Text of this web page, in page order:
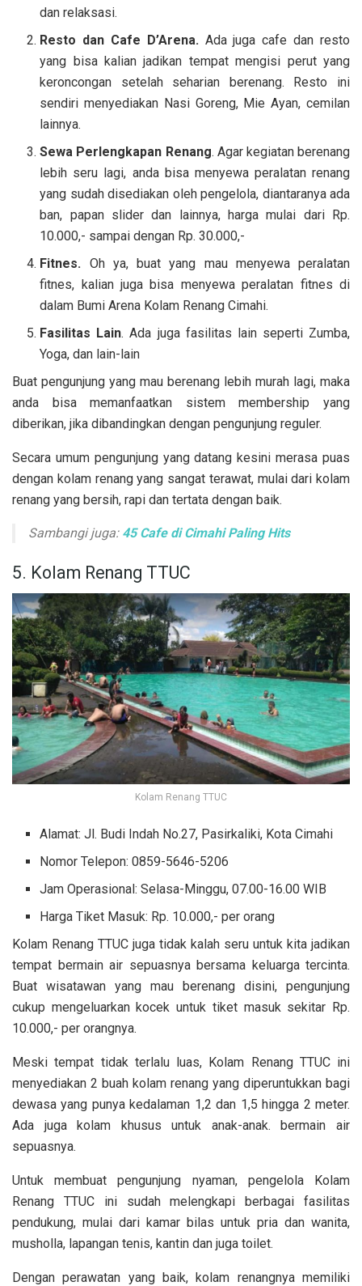
dan relaksasi.
Resto dan Cafe D’Arena.Ada juga cafe dan resto
yang bisa kalian jadikan tempat mengisi perut yang
keroncongan setelah seharian berenang. Resto ini
sendiri menyediakan Nasi Goreng, Mie Ayan, cemilan
lainnya.
Sewa Perlengkapan Renang. Agar kegiatan berenang
lebih seru lagi, anda bisa menyewa peralatan renang
yang sudah disediakan oleh pengelola, diantaranya ada
ban, papan slider dan lainnya, harga mulai dari Rp.
10.000,- sampai dengan Rp. 30.000,-
Fitnes. Oh ya, buat yang mau menyewa peralatan
fitnes, kalian juga bisa menyewa peralatan fitnes di
dalam Bumi Arena Kolam Renang Cimahi.
Fasilitas Lain. Ada juga fasilitas lain seperti Zumba,
Yoga, dan lain-lain
Buat pengunjung yang mau berenang lebih murah lagi, maka
anda bisa memanfaatkan sistem membership yang
diberikan, jika dibandingkan dengan pengunjung reguler.
Secara umum pengunjung yang datang kesini merasa puas
dengan kolam renang yang sangat terawat, mulai dari kolam
renang yang bersih, rapi dan tertata dengan baik.
Sambangi juga: 45 Cafe di Cimahi Paling Hits
5. Kolam Renang TTUC
Kolam Renang TTUC
Alamat: Jl. Budi Indah No.27, Pasirkaliki, Kota Cimahi
Nomor Telepon: 0859-5646-5206
Jam Operasional: Selasa-Minggu, 07.00-16.00 WIB
Harga Tiket Masuk: Rp. 10.000,- per orang
Kolam Renang TTUC juga tidak kalah seru untuk kita jadikan
tempat bermain air sepuasnya bersama keluarga tercinta.
Buat wisatawan yang mau berenang disini, pengunjung
cukup mengeluarkan kocek untuk tiket masuk sekitar Rp.
10.000,- per orangnya.
Meski tempat tidak terlalu luas, Kolam Renang TTUC ini
menyediakan 2 buah kolam renang yang diperuntukkan bagi
dewasa yang punya kedalaman 1,2 dan 1,5 hingga 2 meter.
Ada juga kolam khusus untuk anak-anak. bermain air
sepuasnya.
Untuk membuat pengunjung nyaman, pengelola Kolam
Renang TTUC ini sudah melengkapi berbagai fasilitas
pendukung, mulai dari kamar bilas untuk pria dan wanita,
musholla, lapangan tenis, kantin dan juga toilet.
Dengan perawatan yang baik, kolam renangnya memiliki